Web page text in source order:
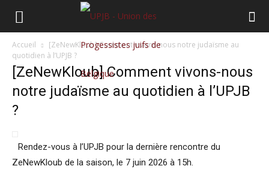
Accueil
[ZeNewKloub] Comment vivons-nous notre judaïsme au
quotidien à l’UPJB ?
[ZeNewKloub] Comment vivons-nous
notre judaïsme au quotidien à l’UPJB
?
Rendez-vous à l’UPJB pour la dernière rencontre du
ZeNewKloub de la saison, le 7 juin 2026 à 15h.